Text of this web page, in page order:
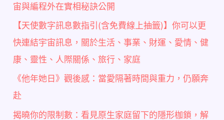
宙與編程外在實相秘訣公開
【天使數字訊息數指引(含免費線上抽籤)】你可以更
快連結宇宙訊息，關於生活、事業、財運、愛情、健
康、靈性、人際關係、旅行、家庭
《他年她日》觀後感：當愛隔著時間與重力，仍願奔
赴
揭曉你的限制數：看見原生家庭留下的隱形枷鎖，解